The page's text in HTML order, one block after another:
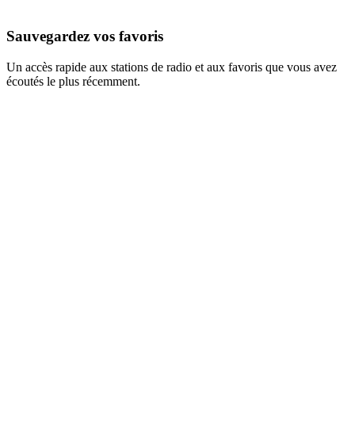
Sauvegardez vos favoris
Un accès rapide aux stations de radio et aux favoris que vous avez
écoutés le plus récemment.